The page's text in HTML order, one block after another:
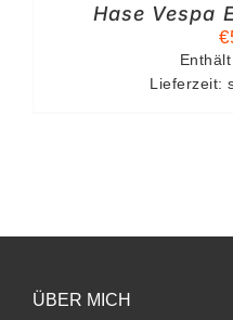
Hase Vespa
€
Lieferzeit:
ÜBER MICH